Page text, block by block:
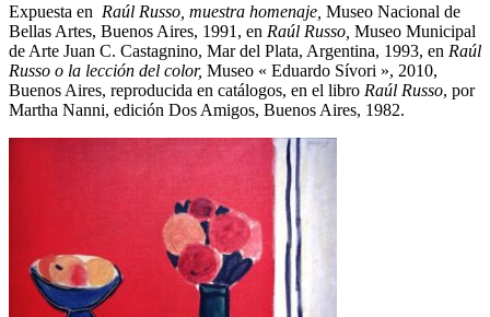
Expuesta en Raúl Russo, muestra homenaje, Museo Nacional de
Bellas Artes, Buenos Aires, 1991, en Raúl Russo, Museo Municipal
de Arte Juan C. Castagnino, Mar del Plata, Argentina, 1993, en Raúl
Russo o la lección del color, Museo « Eduardo Sívori », 2010,
Buenos Aires, reproducida en catálogos, en el libro Raúl Russo, por
Martha Nanni, edición Dos Amigos, Buenos Aires, 1982.